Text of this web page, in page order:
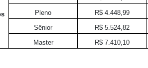
Pleno
R$ 4.448,99
Sênior
R$ 5.524,82
Master
R$ 7.410,10